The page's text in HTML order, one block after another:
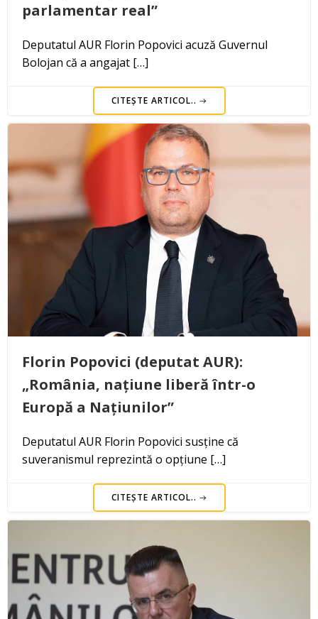
parlamentar real”
Deputatul AUR Florin Popovici acuză Guvernul
Bolojan că a angajat […]
CITEȘTE ARTICOL..
Florin Popovici (deputat AUR):
„România, națiune liberă într-o
Europă a Națiunilor”
Deputatul AUR Florin Popovici susține că
suveranismul reprezintă o opțiune […]
CITEȘTE ARTICOL..